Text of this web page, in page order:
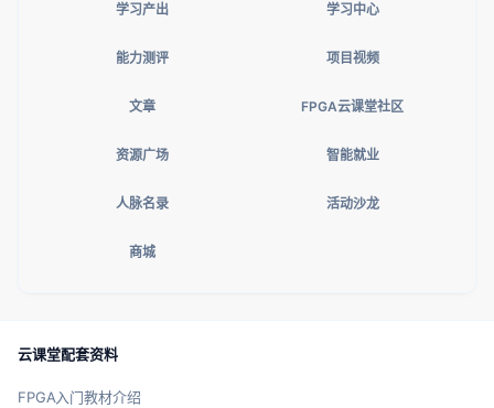
学习产出 学习中心
能力测评 项目视频
文章 FPGA云课堂社区
资源广场 智能就业
人脉名录 活动沙龙
商城
云课堂配套资料
FPGA入门教材介绍